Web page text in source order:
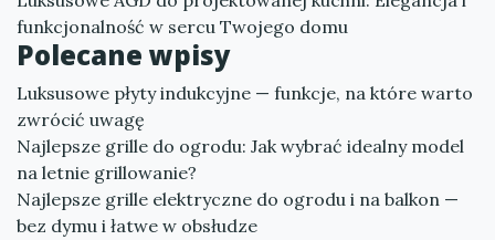
funkcjonalność w sercu Twojego domu
Polecane wpisy
Luksusowe płyty indukcyjne — funkcje, na które warto
zwrócić uwagę
Najlepsze grille do ogrodu: Jak wybrać idealny model
na letnie grillowanie?
Najlepsze grille elektryczne do ogrodu i na balkon —
bez dymu i łatwe w obsłudze